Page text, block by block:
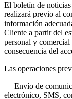
El boletín de
realizará previo al
información
Cliente a partir del
personal y comercial
consecuencia del
Las operaciones
— Envío de
electrónico, SMS,